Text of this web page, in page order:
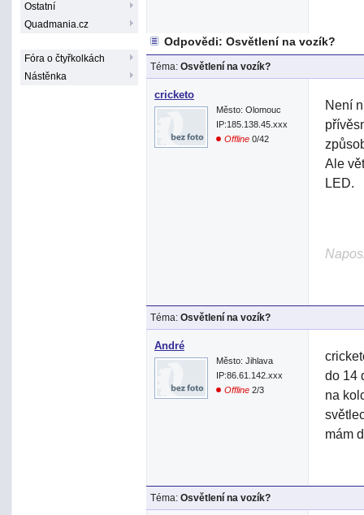
Ostatní
Quadmania.cz
Fóra o čtyřkolkách
Nástěnka
Odpovědi: Osvětlení na vozík?
Téma: Osvětlení na vozík?
cricketo
Město: Olomouc
IP:185.138.45.xxx
Offline 0/42
Není
Ale
LED.
Téma: Osvětlení na vozík?
André
Město: Jihlava
IP:86.61.142.xxx
Offline 2/3
do 14
na
mám
Téma: Osvětlení na vozík?